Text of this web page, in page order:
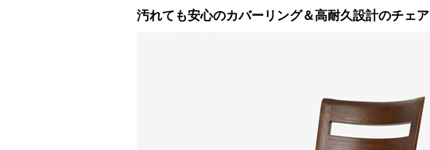
汚れても安心のカバーリング＆高耐久設計のチェア